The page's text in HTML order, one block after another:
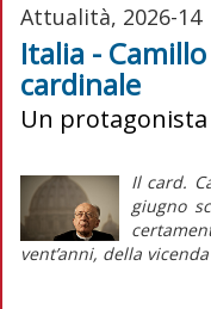
Attualità, 2026-14
Italia -
cardinale
Un protagonista
Il card.
giugno
vent’anni, della